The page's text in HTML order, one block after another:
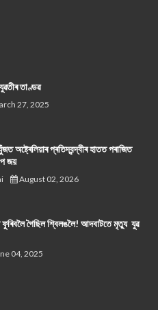
তাণ্ডৱ
27, 2025
অষ্ট্ৰেলিয়াৰ প্ৰতিদ্বন্দ্বীৰ হাতত পৰাজিত
জয়
August 02, 2026
ফুৰিবলৈ গৈছিল শ্বিলঙলৈ! আদবাটতে মৃত্যু যুৱ
04, 2025